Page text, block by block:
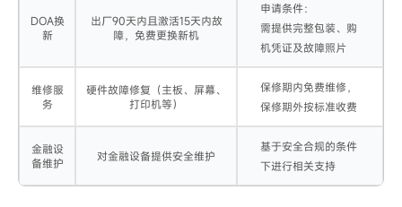
DOA换
新
出厂90天内且激活15天内故
障，免费更换新机
申请条件：
需提供完整包装、购
机凭证及故障照片
维修服
务​
硬件故障修复（主板、屏幕、
打印机等）
保修期内免费维修，
保修期外按标准收费
​金融设
备维护
对金融设备提供安全维护
基于安全合规的条件
下进行相关支持